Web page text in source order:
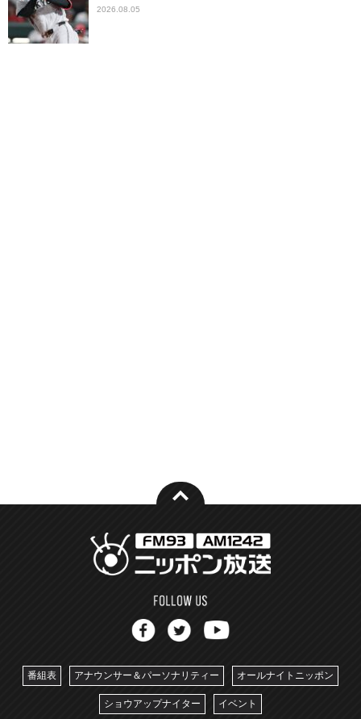
2026.08.05
番組表 アナウンサー＆パーソナリティー オールナイトニッポン
ショウアップナイター イベント